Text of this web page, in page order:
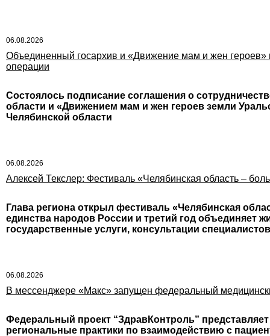
06.08.2026
Объединенный госархив и «Движение мам и жен героев»
операции
Состоялось подписание соглашения о
области и «Движением мам и жен героев земли
Челябинской области
06.08.2026
Алексей Текслер: Фестиваль «Челябинская область –
Глава региона открыл фестиваль «Челябинская
единства народов России и третий год объединяет
государственные услуги, консультации
06.08.2026
В мессенджере «Макс» запущен федеральный
Федеральный проект “ЗдравКонтроль”
региональные практики по взаимодействию с